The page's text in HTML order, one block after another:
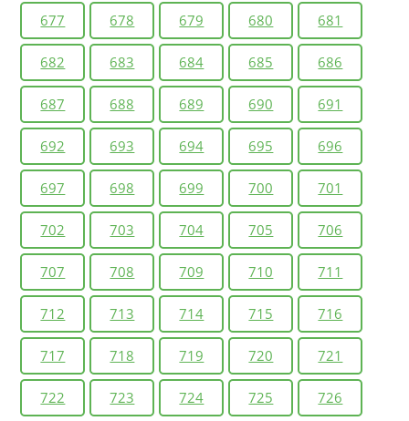
677 678 679 680 681
682 683 684 685 686
687 688 689 690 691
692 693 694 695 696
697 698 699 700 701
702 703 704 705 706
707 708 709 710 711
712 713 714 715 716
717 718 719 720 721
722 723 724 725 726